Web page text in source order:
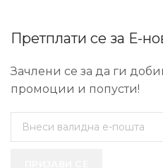
Претплати се за Е-
Зачлени се за да ги
промоции и попусти!